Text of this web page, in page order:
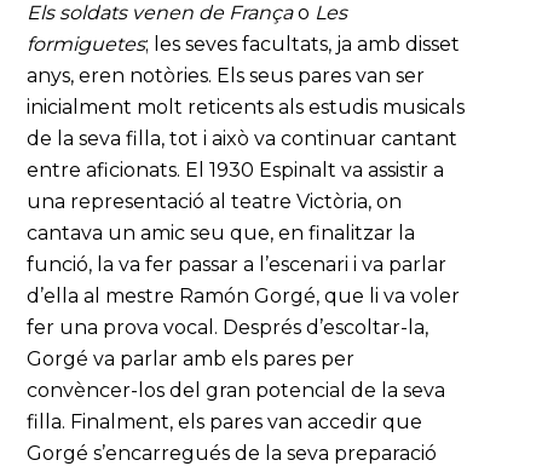
Els soldats venen de Françao Les
formiguetes; les seves facultats, ja amb disset
anys, eren notòries. Els seus pares van ser
inicialment molt reticents als estudis musicals
de la seva filla, tot i això va continuar cantant
entre aficionats. El 1930 Espinalt va assistir a
una representació al teatre Victòria, on
cantava un amic seu que, en finalitzar la
funció, la va fer passar a l’escenari i va parlar
d’ella al mestre Ramón Gorgé, que li va voler
fer una prova vocal. Després d’escoltar-la,
Gorgé va parlar amb els pares per
convèncer-los del gran potencial de la seva
filla. Finalment, els pares van accedir que
Gorgé s’encarregués de la seva preparació